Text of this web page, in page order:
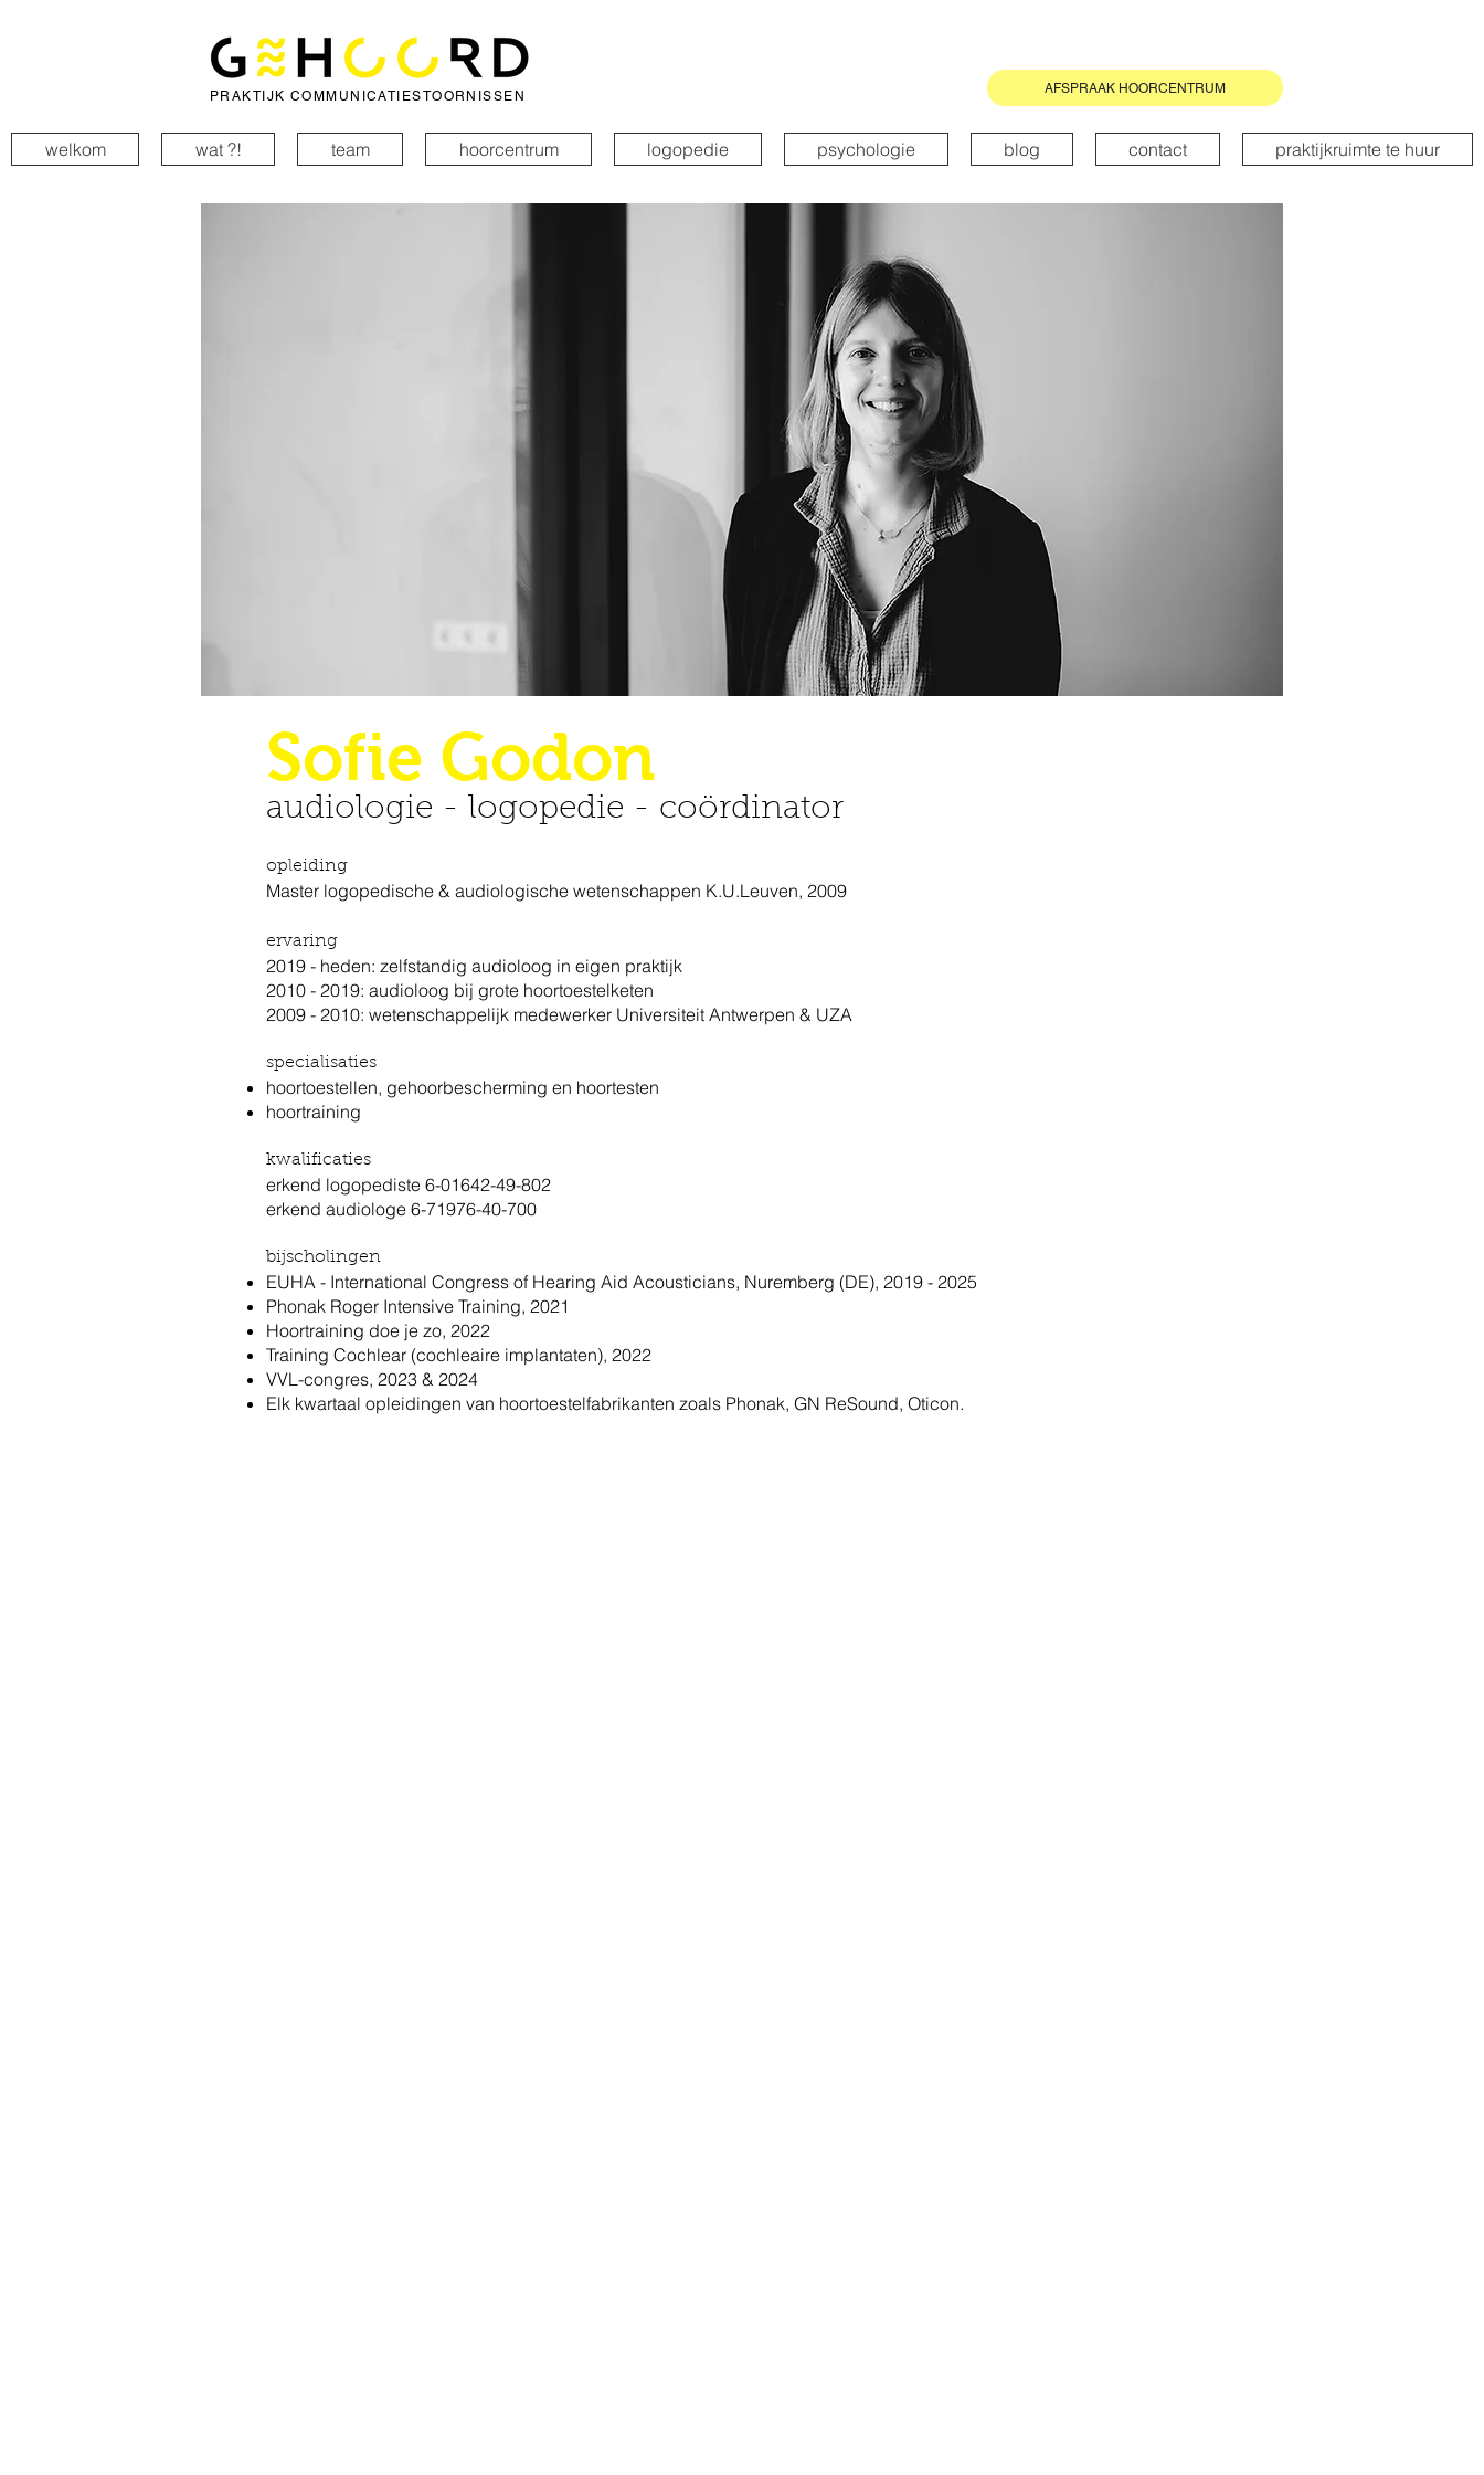
PRAKTIJK COMMUNICATIESTOORNISSEN
AFSPRAAK HOORCENTRUM
welkom wat ?! team hoorcentrum logopedie psychologie blog contact praktijkruimte te huur
Sofie Godon
audiologie - logopedie - coördinator
opleiding
Master logopedische & audiologische wetenschappen K.U.Leuven, 2009
ervaring
2019 - heden: zelfstandig audioloog in eigen praktijk
2010 - 2019: audioloog bij grote hoortoestelketen
2009 - 2010: wetenschappelijk medewerker Universiteit Antwerpen & UZA
specialisaties
hoortoestellen, gehoorbescherming en hoortesten
hoortraining
kwalificaties
erkend logopediste 6-01642-49-802
erkend audiologe 6-71976-40-700
bijscholingen​
EUHA - International Congress of Hearing Aid Acousticians, Nuremberg (DE), 2019 - 2025
Phonak Roger Intensive Training, 2021
Hoortraining doe je zo, 2022
Training Cochlear (cochleaire implantaten), 2022
VVL-congres, 2023 & 2024
Elk kwartaal opleidingen van hoortoestelfabrikanten zoals Phonak, GN ReSound, Oticon.